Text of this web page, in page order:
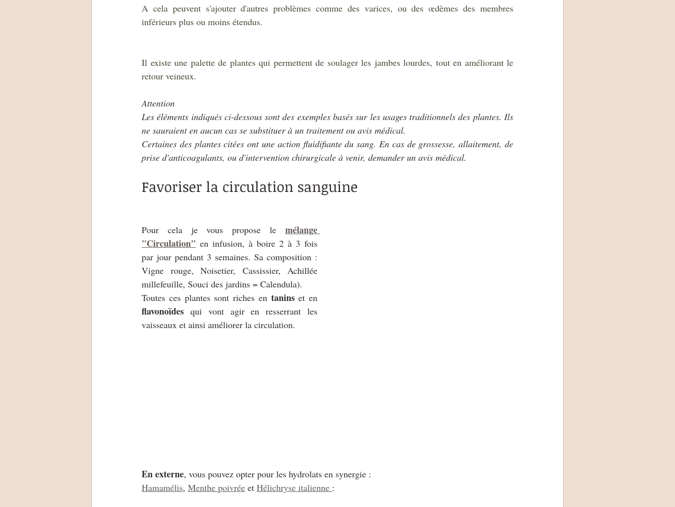
A cela peuvent s'ajouter d'autres problèmes comme des varices, ou des œdèmes des membres
inférieurs plus ou moins étendus.
Il existe une palette de plantes qui permettent de soulager les jambes lourdes, tout en améliorant le
retour veineux.
Attention
Les éléments indiqués ci-dessous sont des exemples basés sur les usages traditionnels des plantes. Ils
ne sauraient en aucun cas se substituer à un traitement ou avis médical.
Certaines des plantes citées ont une action fluidifiante du sang. En cas de grossesse, allaitement, de
prise d'anticoagulants, ou d'intervention chirurgicale à venir, demander un avis médical.
Favoriser la circulation sanguine
Pour cela je vous propose le mélange
"Circulation" en infusion, à boire 2 à 3 fois
par jour pendant 3 semaines. Sa composition :
Vigne rouge, Noisetier, Cassissier, Achillée
millefeuille, Souci des jardins = Calendula).
Toutes ces plantes sont riches en tanins
flavonoïdes qui vont agir en resserrant les
vaisseaux et ainsi améliorer la circulation.
En externe, vous pouvez opter pour les hydrolats en synergie :
Hamamélis, Menthe poivrée et Hélichryse italienne :